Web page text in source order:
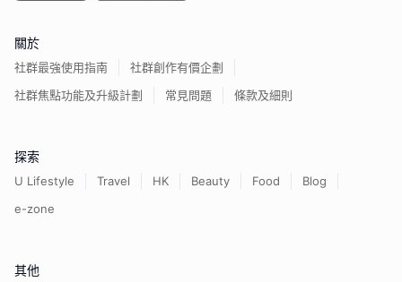
關於
社群最強使用指南
社群創作有價企劃
社群焦點功能及升級計劃
常見問題 條款及細則
探索
U Lifestyle Travel HK Beauty Food
Blog
e-zone
其他